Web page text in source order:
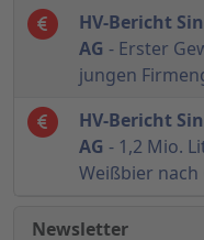
HV-Bericht
AG - Erster
jungen
HV-Bericht
AG - 1,2 Mio.
Weißbier
Newsletter